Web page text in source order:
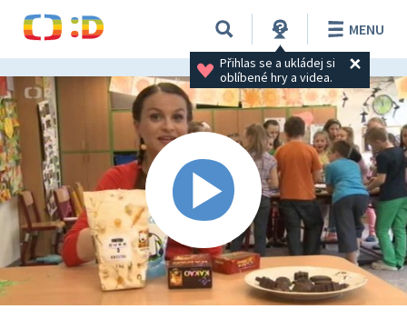
Přihlas se a ukládej si
oblíbené hry a videa.
MENU